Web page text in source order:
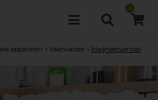
0
apparaten »Vaatwasser Magneetventiel